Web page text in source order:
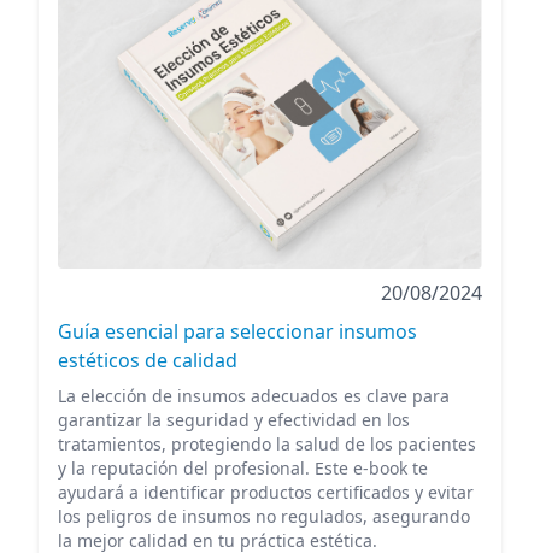
20/08/2024
Guía esencial para seleccionar insumos
estéticos de calidad
La elección de insumos adecuados es clave para
garantizar la seguridad y efectividad en los
tratamientos, protegiendo la salud de los pacientes
y la reputación del profesional. Este e-book te
ayudará a identificar productos certificados y evitar
los peligros de insumos no regulados, asegurando
la mejor calidad en tu práctica estética.